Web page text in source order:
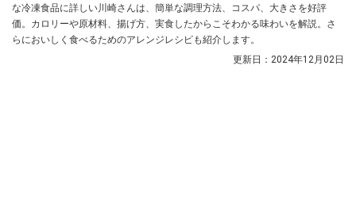
な冷凍食品に詳しい川崎さんは、簡単な調理方法、コスパ、大きさを好評
価。カロリーや原材料、揚げ方、実食したからこそわかる味わいを解説。さ
らにおいしく食べるためのアレンジレシピも紹介します。
更新日： 2024年12月02日